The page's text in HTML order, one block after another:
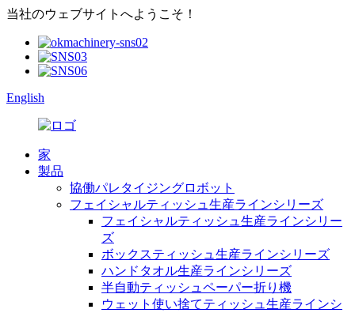
当社のウェブサイトへようこそ！
English
家
製品
協働パレタイジングロボット
フェイシャルティッシュ生産ラインシリーズ
フェイシャルティッシュ生産ラインシリー
ズ
ボックスティッシュ生産ラインシリーズ
ハンドタオル生産ラインシリーズ
半自動ティッシュペーパー折り機
ウェット使い捨てティッシュ生産ラインシ